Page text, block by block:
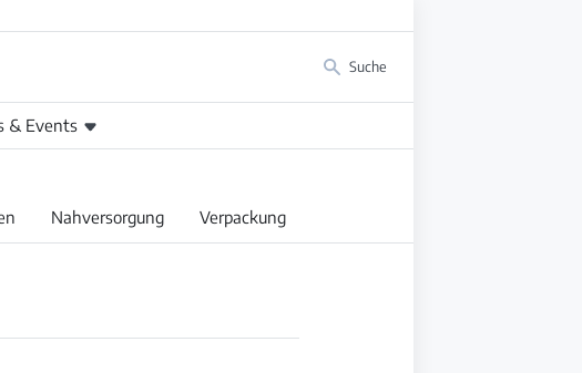
Suche
& Events
Nahversorgung Verpackung